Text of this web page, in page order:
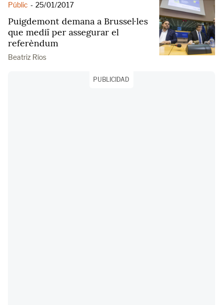
Públic - 25/01/2017
Puigdemont demana a Brussel·les
que mediï per assegurar el
referèndum
Beatriz Ríos
PUBLICIDAD